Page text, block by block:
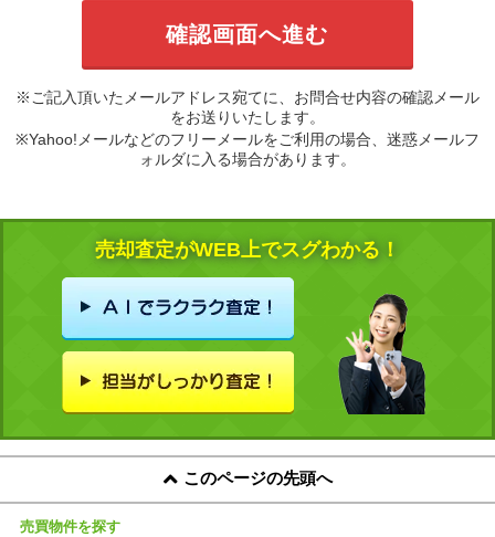
※ご記入頂いたメールアドレス宛てに、お問合せ内容の確認メール
をお送りいたします。
※Yahoo!メールなどのフリーメールをご利用の場合、迷惑メールフ
ォルダに入る場合があります。
売却査定がWEB上でスグわかる！
このページの先頭へ
売買物件を探す